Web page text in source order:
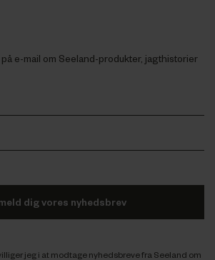
e-mail om Seeland-produkter, jagthistorier
dig vores nyhedsbrev
jeg i at modtage nyhedsbreve fra Seeland om